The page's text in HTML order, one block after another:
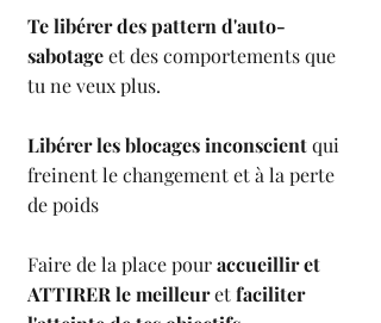
Te libérer des pattern d'auto-
sabotageet des comportements que
tu ne veux plus.
Libérer les blocages inconscientqui
freinent le changement et à la perte
de poids
Faire de la place pouraccueillir et
ATTIRER le meilleuretfaciliter